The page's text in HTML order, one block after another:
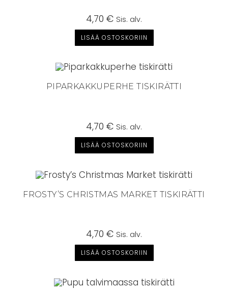
4,70 € Sis. alv.
LISÄÄ OSTOSKORIIN
PIPARKAKKUPERHE TISKIRÄTTI
4,70 € Sis. alv.
LISÄÄ OSTOSKORIIN
FROSTY’S CHRISTMAS MARKET TISKIRÄTTI
4,70 € Sis. alv.
LISÄÄ OSTOSKORIIN